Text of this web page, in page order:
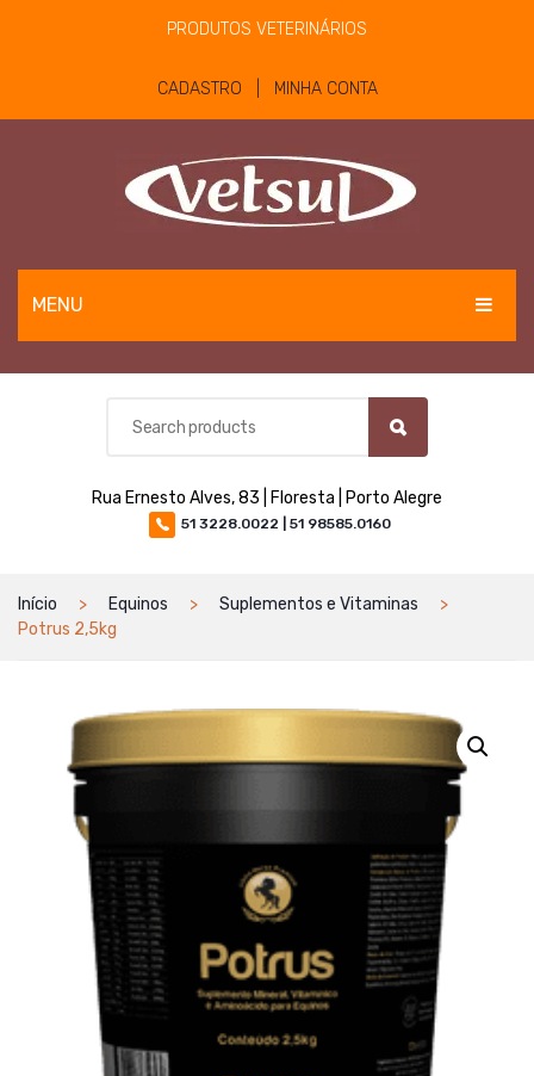
PRODUTOS VETERINÁRIOS
CADASTRO | MINHA CONTA
MENU
EQUINOS
BOVINOS E OVINOS
MATERIAIS E EQUIPAMENTOS
Rua Ernesto Alves, 83 | Floresta | Porto Alegre
51 3228.0022 | 51 98585.0160
Início Equinos
Suplementos e Vitaminas
Potrus 2,5kg